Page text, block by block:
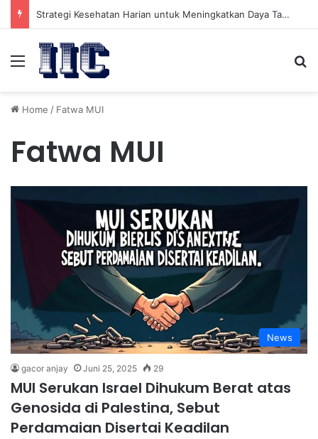
Strategi Kesehatan Harian untuk Meningkatkan Daya Tahan Tubuh dalam Beraktivitas
Menu
Home / Fatwa MUI
Fatwa MUI
News
gacor anjay Juni 25, 2025 29
MUI Serukan Israel Dihukum Berat atas
Genosida di Palestina, Sebut
Perdamaian Disertai Keadilan